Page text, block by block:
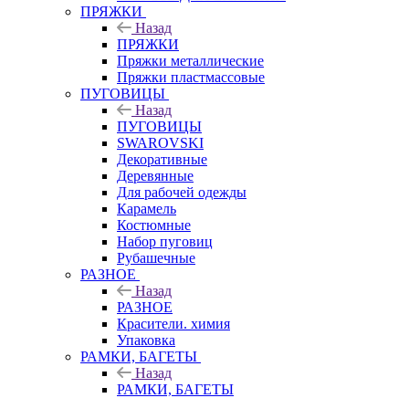
ПРЯЖКИ
Назад
ПРЯЖКИ
Пряжки металлические
Пряжки пластмассовые
ПУГОВИЦЫ
Назад
ПУГОВИЦЫ
SWAROVSKI
Декоративные
Деревянные
Для рабочей одежды
Карамель
Костюмные
Набор пуговиц
Рубашечные
РАЗНОЕ
Назад
РАЗНОЕ
Красители. химия
Упаковка
РАМКИ, БАГЕТЫ
Назад
РАМКИ, БАГЕТЫ